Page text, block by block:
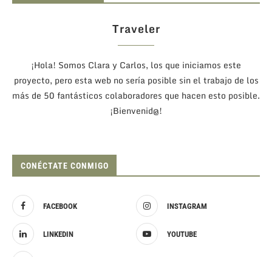
Traveler
¡Hola! Somos Clara y Carlos, los que iniciamos este
proyecto, pero esta web no sería posible sin el trabajo de los
más de 50 fantásticos colaboradores que hacen esto posible.
¡Bienvenid@!
CONÉCTATE CONMIGO
FACEBOOK INSTAGRAM
LINKEDIN YOUTUBE